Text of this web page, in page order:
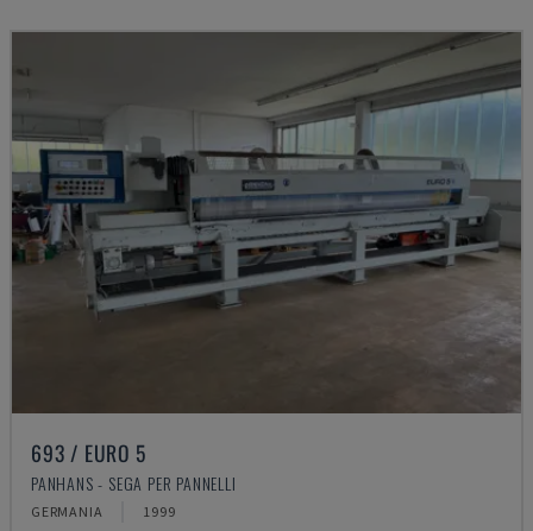
693 / EURO 5
PANHANS - SEGA PER PANNELLI
GERMANIA 1999